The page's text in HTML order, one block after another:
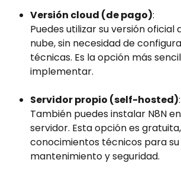
Versión cloud (de pago):
Puedes utilizar su versión oficial
nube, sin necesidad de
técnicas. Es la opción más
implementar.
Servidor propio (self-hosted):
También puedes instalar N8N
servidor. Esta opción es
conocimientos técnicos para
mantenimiento y seguridad.